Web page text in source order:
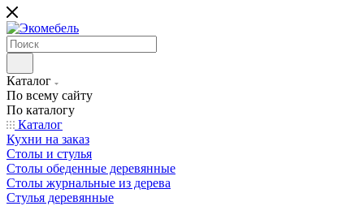
Каталог
По всему сайту
По каталогу
Каталог
Кухни на заказ
Столы и стулья
Столы обеденные деревянные
Столы журнальные из дерева
Стулья деревянные